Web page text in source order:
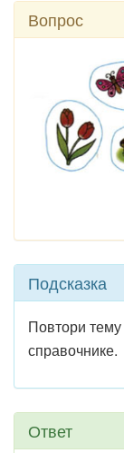
Вопрос
Подсказка
Повтори тему
справочнике.
Ответ